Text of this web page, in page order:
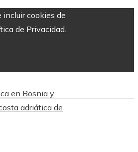
cookies de
de Privacidad.
en Bosnia y
adriática de